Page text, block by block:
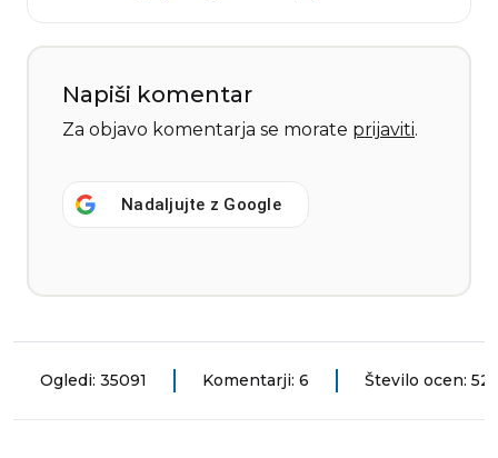
Napiši komentar
Za objavo komentarja se morate prijaviti.
Nadaljujte z Google
Ogledi: 35091 Komentarji: 6 Število ocen: 52